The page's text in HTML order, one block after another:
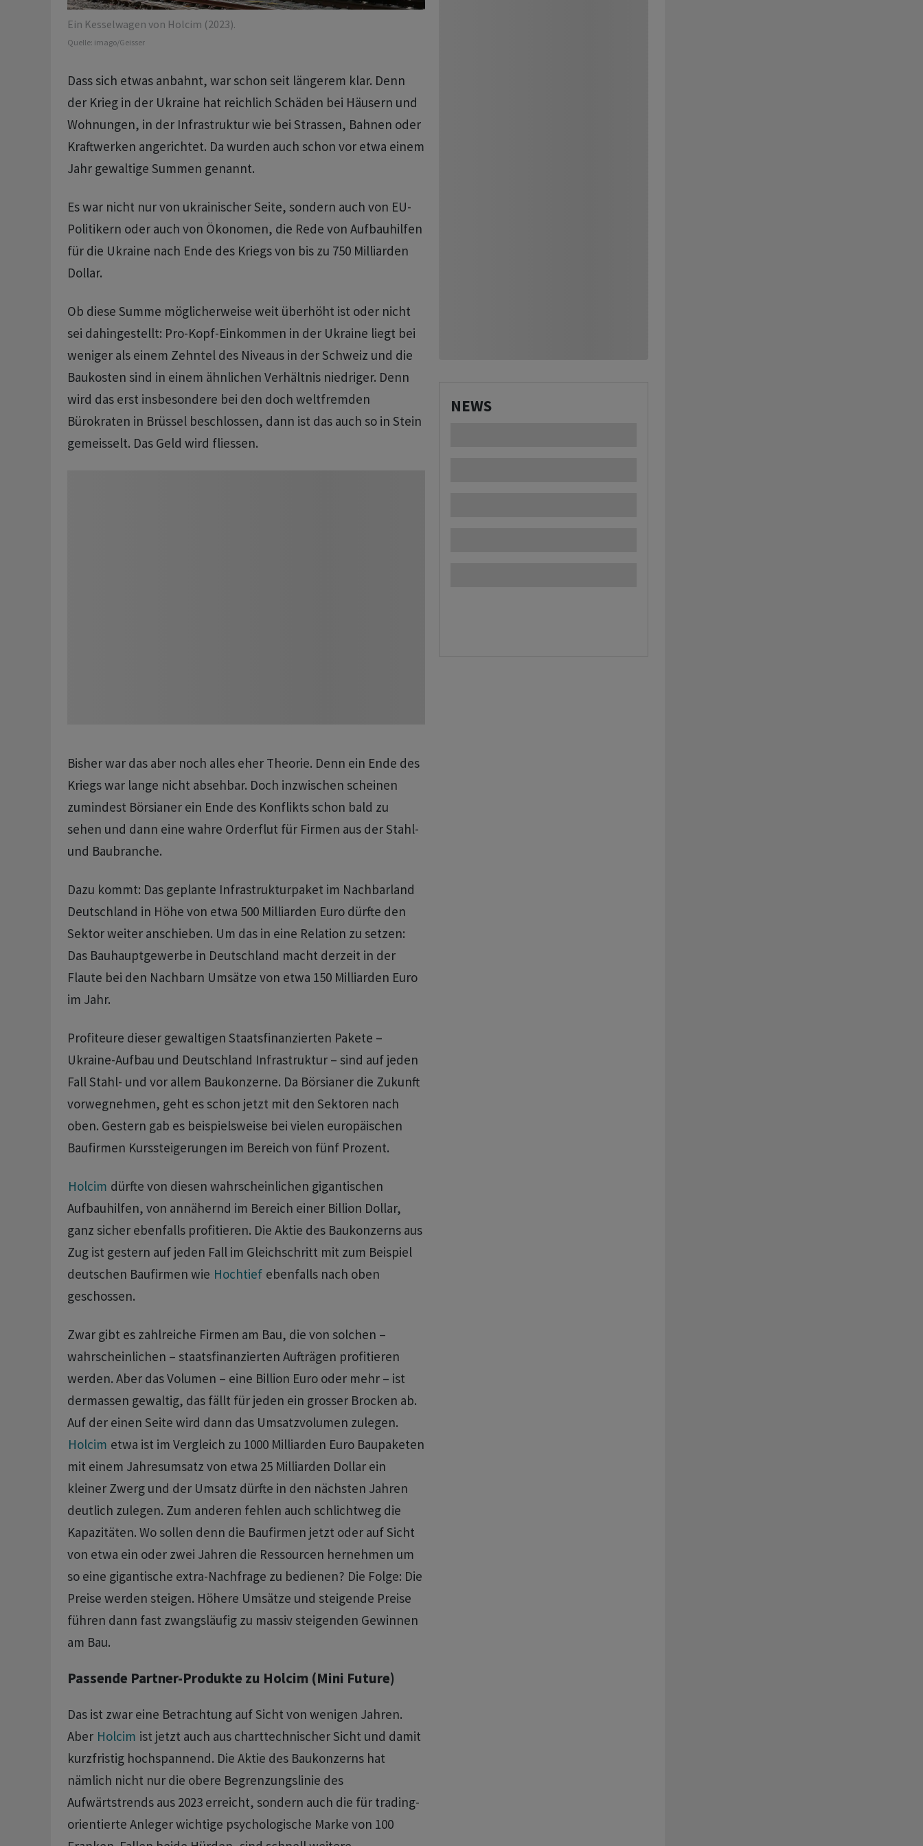
Ein Kesselwagen von Holcim (2023).
Quelle: imago/Geisser
Dass sich etwas anbahnt, war schon seit längerem klar. Denn
der Krieg in der Ukraine hat reichlich Schäden bei Häusern und
Wohnungen, in der Infrastruktur wie bei Strassen, Bahnen oder
Kraftwerken angerichtet. Da wurden auch schon vor etwa einem
Jahr gewaltige Summen genannt.
Es war nicht nur von ukrainischer Seite, sondern auch von EU-
Politikern oder auch von Ökonomen, die Rede von Aufbauhilfen
für die Ukraine nach Ende des Kriegs von bis zu 750 Milliarden
Dollar.
Ob diese Summe möglicherweise weit überhöht ist oder nicht
sei dahingestellt: Pro-Kopf-Einkommen in der Ukraine liegt bei
weniger als einem Zehntel des Niveaus in der Schweiz und die
Baukosten sind in einem ähnlichen Verhältnis niedriger. Denn
wird das erst insbesondere bei den doch weltfremden
Bürokraten in Brüssel beschlossen, dann ist das auch so in Stein
gemeisselt. Das Geld wird fliessen.
Bisher war das aber noch alles eher Theorie. Denn ein Ende des
Kriegs war lange nicht absehbar. Doch inzwischen scheinen
zumindest Börsianer ein Ende des Konflikts schon bald zu
sehen und dann eine wahre Orderflut für Firmen aus der Stahl-
und Baubranche.
Dazu kommt: Das geplante Infrastrukturpaket im Nachbarland
Deutschland in Höhe von etwa 500 Milliarden Euro dürfte den
Sektor weiter anschieben. Um das in eine Relation zu setzen:
Das Bauhauptgewerbe in Deutschland macht derzeit in der
Flaute bei den Nachbarn Umsätze von etwa 150 Milliarden Euro
im Jahr.
Profiteure dieser gewaltigen Staatsfinanzierten Pakete –
Ukraine-Aufbau und Deutschland Infrastruktur – sind auf jeden
Fall Stahl- und vor allem Baukonzerne. Da Börsianer die Zukunft
vorwegnehmen, geht es schon jetzt mit den Sektoren nach
oben. Gestern gab es beispielsweise bei vielen europäischen
Baufirmen Kurssteigerungen im Bereich von fünf Prozent.
Holcim dürfte von diesen wahrscheinlichen gigantischen
Aufbauhilfen, von annähernd im Bereich einer Billion Dollar,
ganz sicher ebenfalls profitieren. Die Aktie des Baukonzerns aus
Zug ist gestern auf jeden Fall im Gleichschritt mit zum Beispiel
deutschen Baufirmen wie Hochtief ebenfalls nach oben
geschossen.
Zwar gibt es zahlreiche Firmen am Bau, die von solchen –
wahrscheinlichen – staatsfinanzierten Aufträgen profitieren
werden. Aber das Volumen – eine Billion Euro oder mehr – ist
dermassen gewaltig, das fällt für jeden ein grosser Brocken ab.
Auf der einen Seite wird dann das Umsatzvolumen zulegen.
Holcim etwa ist im Vergleich zu 1000 Milliarden Euro Baupaketen
mit einem Jahresumsatz von etwa 25 Milliarden Dollar ein
kleiner Zwerg und der Umsatz dürfte in den nächsten Jahren
deutlich zulegen. Zum anderen fehlen auch schlichtweg die
Kapazitäten. Wo sollen denn die Baufirmen jetzt oder auf Sicht
von etwa ein oder zwei Jahren die Ressourcen hernehmen um
so eine gigantische extra-Nachfrage zu bedienen? Die Folge: Die
Preise werden steigen. Höhere Umsätze und steigende Preise
führen dann fast zwangsläufig zu massiv steigenden Gewinnen
am Bau.
Passende Partner-Produkte zu Holcim (Mini Future)
Das ist zwar eine Betrachtung auf Sicht von wenigen Jahren.
Aber Holcim ist jetzt auch aus charttechnischer Sicht und damit
kurzfristig hochspannend. Die Aktie des Baukonzerns hat
nämlich nicht nur die obere Begrenzungslinie des
Aufwärtstrends aus 2023 erreicht, sondern auch die für trading-
orientierte Anleger wichtige psychologische Marke von 100
NEWS